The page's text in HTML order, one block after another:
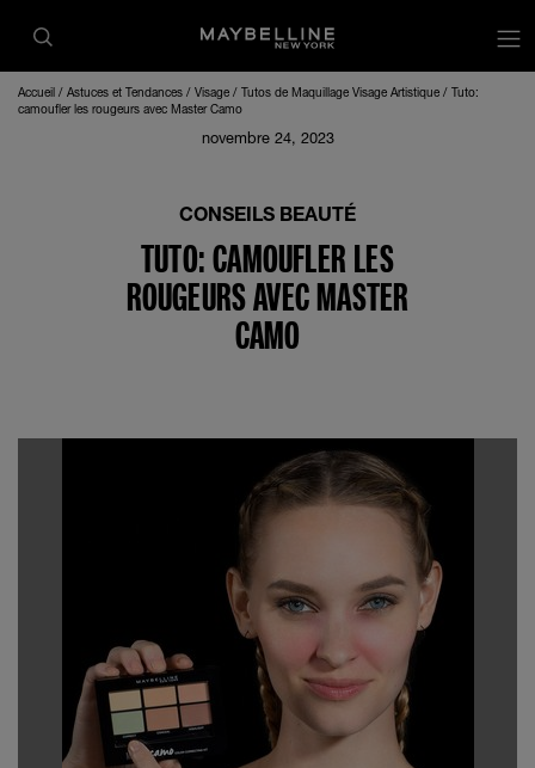
Accueil Astuces et Tendances Visage Tutos de Maquillage Visage Artistique
Tuto:
camoufler les rougeurs avec Master Camo
novembre 24, 2023
CONSEILS BEAUTÉ
TUTO: CAMOUFLER LES
ROUGEURS AVEC MASTER
CAMO